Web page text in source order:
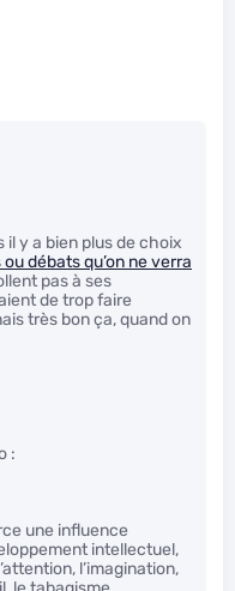
il y a bien plus de choix
débats qu’on ne verra
pas à ses
de trop faire
très bon ça, quand on
:
une influence
intellectuel,
l’imagination,